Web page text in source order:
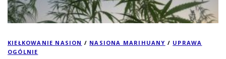
KIEŁKOWANIE NASION / NASIONA MARIHUANY / UPRAWA
OGÓLNIE